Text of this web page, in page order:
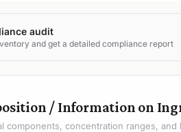
audit
and get a detailed compliance report
/ Information on
components, concentration ranges,